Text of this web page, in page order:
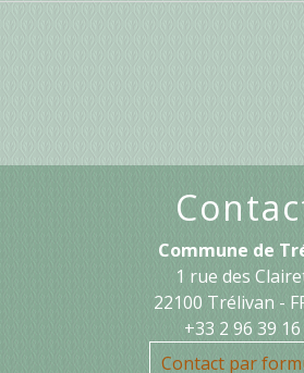
Commune de
1 rue des
22100 Trélivan -
+33 2 96 39 16
Contact par